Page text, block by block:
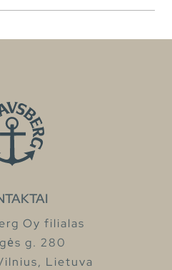
Oy filialas
g. 280
Lietuva